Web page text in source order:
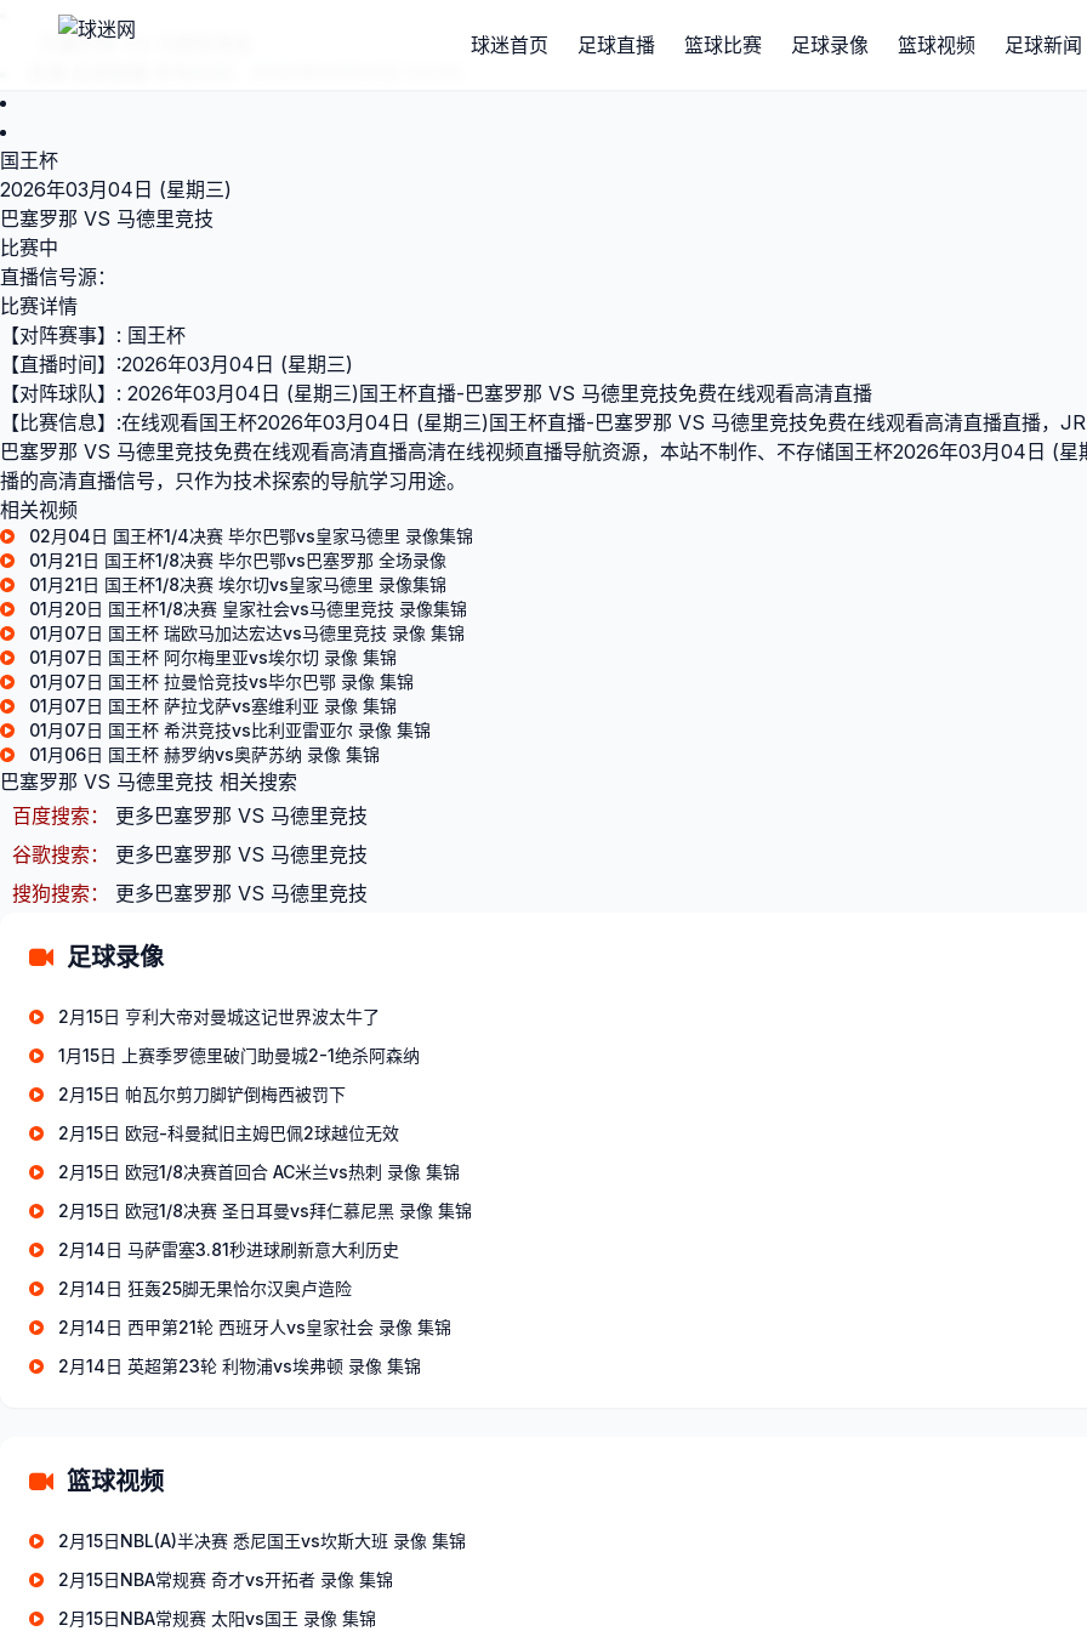
球迷首页 足球直播 篮球比赛 足球录像 篮球视频 足球新闻
巴塞罗那 VS 马德里竞技
国王杯
2026年03月04日 (星期三)
巴塞罗那 VS 马德里竞技
比赛中
直播信号源：
比赛详情
【对阵赛事】: 国王杯
【直播时间】:2026年03月04日 (星期三)
【对阵球队】: 2026年03月04日 (星期三)国王杯直播-巴塞罗那 VS 马德里竞技免费在线观看高清直播
【比赛信息】:在线观看国王杯2026年03月04日 (星期三)国王杯直播-巴塞罗那 VS 马德里竞技免费在线观看高清直播直播，
巴塞罗那 VS 马德里竞技免费在线观看高清直播高清在线视频直播导航资源，本站不制作、不存储国王杯2026年03月04日 (
播的高清直播信号，只作为技术探索的导航学习用途。
相关视频
02月04日 国王杯1/4决赛 毕尔巴鄂vs皇家马德里 录像集锦
01月21日 国王杯1/8决赛 毕尔巴鄂vs巴塞罗那 全场录像
01月21日 国王杯1/8决赛 埃尔切vs皇家马德里 录像集锦
01月20日 国王杯1/8决赛 皇家社会vs马德里竞技 录像集锦
01月07日 国王杯 瑞欧马加达宏达vs马德里竞技 录像 集锦
01月07日 国王杯 阿尔梅里亚vs埃尔切 录像 集锦
01月07日 国王杯 拉曼恰竞技vs毕尔巴鄂 录像 集锦
01月07日 国王杯 萨拉戈萨vs塞维利亚 录像 集锦
01月07日 国王杯 希洪竞技vs比利亚雷亚尔 录像 集锦
01月06日 国王杯 赫罗纳vs奥萨苏纳 录像 集锦
巴塞罗那 VS 马德里竞技 相关搜索
百度搜索：
更多巴塞罗那 VS 马德里竞技
谷歌搜索：
更多巴塞罗那 VS 马德里竞技
搜狗搜索：
更多巴塞罗那 VS 马德里竞技
足球录像
2月15日 亨利大帝对曼城这记世界波太牛了
1月15日 上赛季罗德里破门助曼城2-1绝杀阿森纳
2月15日 帕瓦尔剪刀脚铲倒梅西被罚下
2月15日 欧冠-科曼弑旧主姆巴佩2球越位无效
2月15日 欧冠1/8决赛首回合 AC米兰vs热刺 录像 集锦
2月15日 欧冠1/8决赛 圣日耳曼vs拜仁慕尼黑 录像 集锦
2月14日 马萨雷塞3.81秒进球刷新意大利历史
2月14日 狂轰25脚无果恰尔汉奥卢造险
2月14日 西甲第21轮 西班牙人vs皇家社会 录像 集锦
2月14日 英超第23轮 利物浦vs埃弗顿 录像 集锦
篮球视频
2月15日NBL(A)半决赛 悉尼国王vs坎斯大班 录像 集锦
2月15日NBA常规赛 奇才vs开拓者 录像 集锦
2月15日NBA常规赛 太阳vs国王 录像 集锦